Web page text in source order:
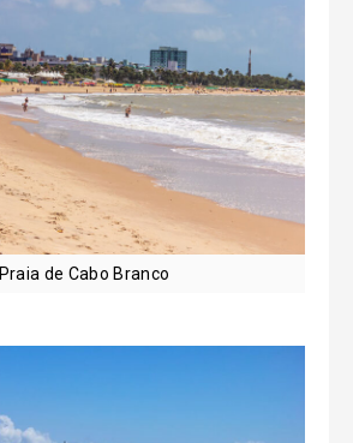
Praia de Cabo Branco